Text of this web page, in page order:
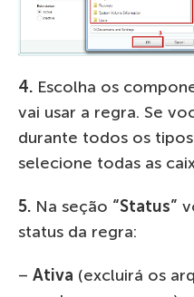
4. Escolha os
vai usar a regra. Se
durante todos os
selecione todas as
5. Na seção “Status”
status da regra:
– Ativa (excluirá os